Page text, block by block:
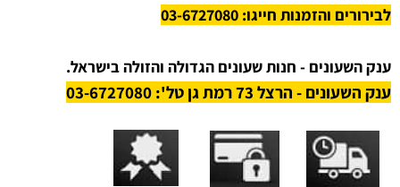
לבירורים והזמנות חייגו: 03-6727080
ענק השעונים - חנות שעונים הגדולה והזולה בישראל.
ענק השעונים - הרצל 73 רמת גן טל': 03-6727080